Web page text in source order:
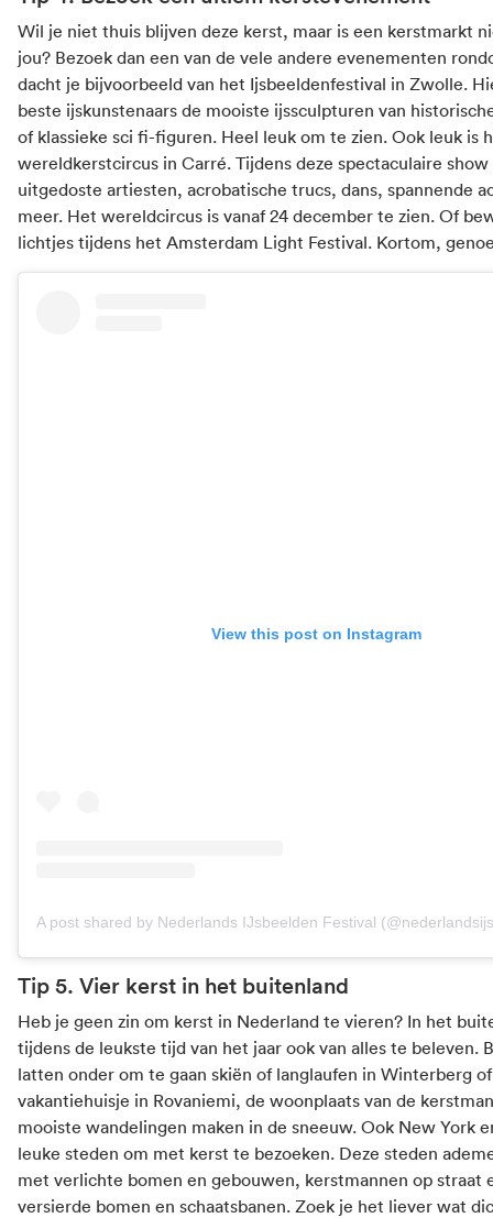
Wil je niet thuis blijven deze kerst, maar is een kerstmarkt
jou? Bezoek dan een van de vele andere evenementen
dacht je bijvoorbeeld van het Ijsbeeldenfestival in Zwolle.
beste ijskunstenaars de mooiste ijssculpturen van
of klassieke sci fi-figuren. Heel leuk om te zien. Ook leuk is
wereldkerstcircus in Carré. Tijdens deze spectaculaire
uitgedoste artiesten, acrobatische trucs, dans, spannende
meer. Het wereldcircus is vanaf 24 december te zien. Of
lichtjes tijdens het Amsterdam Light Festival. Kortom,
View this post on Instagram
Tip 5. Vier kerst in het buitenland
Heb je geen zin om kerst in Nederland te vieren? In het
tijdens de leukste tijd van het jaar ook van alles te beleven.
latten onder om te gaan skiën of langlaufen in Winterberg
vakantiehuisje in Rovaniemi, de woonplaats van de
mooiste wandelingen maken in de sneeuw. Ook New York
leuke steden om met kerst te bezoeken. Deze steden
met verlichte bomen en gebouwen, kerstmannen op straat
versierde bomen en schaatsbanen. Zoek je het liever wat